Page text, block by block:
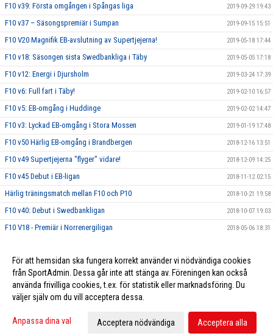
F10 v39: Första omgången i Spångas liga 2019-09-29 19:43
F10 v37 – Säsongspremiär i Sumpan 2019-09-15 15:51
F10 V20 Magnifik EB-avslutning av Supertjejerna! 2019-05-18 17:44
F10 v18: Säsongen sista Swedbankliga i Täby 2019-05-05 17:18
F10 v12: Energi i Djursholm 2019-03-24 17:39
F10 v6: Full fart i Täby! 2019-02-10 16:57
F10 v5: EB-omgång i Huddinge 2019-02-02 14:47
F10 v3: Lyckad EB-omgång i Stora Mossen 2019-01-19 17:48
F10 v50 Härlig EB-omgång i Brandbergen 2018-12-16 13:51
F10 v49 Supertjejerna "flyger" vidare! 2018-12-09 14:25
F10 v45 Debut i EB-ligan 2018-11-12 02:15
Härlig träningsmatch mellan F10 och P10 2018-10-21 19:58
F10 v40: Debut i Swedbankligan 2018-10-07 19:03
F10 V18 - Premiär i Norrenergiligan 2018-05-06 18:31
F10 v12: Historisk matchdebut för supertjejerna! 2018-03-25 17:17
För att hemsidan ska fungera korrekt använder vi nödvändiga cookies
från SportAdmin. Dessa går inte att stänga av. Föreningen kan också
använda frivilliga cookies, t.ex. för statistik eller marknadsföring. Du
väljer själv om du vill acceptera dessa.
Anpassa dina val Acceptera nödvändiga Acceptera alla